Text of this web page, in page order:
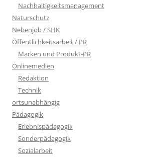
Nachhaltigkeitsmanagement
Naturschutz
Nebenjob / SHK
Öffentlichkeitsarbeit / PR
Marken und Produkt-PR
Onlinemedien
Redaktion
Technik
ortsunabhängig
Pädagogik
Erlebnispädagogik
Sonderpädagogik
Sozialarbeit